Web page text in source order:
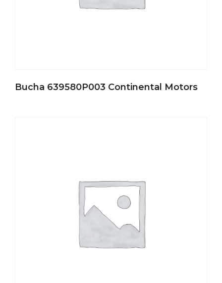
Bucha 639580P003 Continental Motors